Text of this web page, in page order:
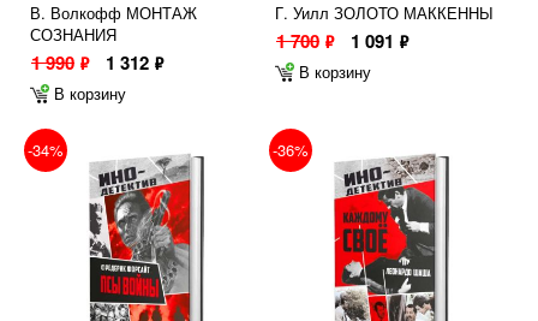
В. Волкофф МОНТАЖ
СОЗНАНИЯ
1 990 ф 1 312 ф
В корзину
Г. Уилл ЗОЛОТО МАККЕННЫ
1 700 ф 1 091 ф
В корзину
-34% -36%